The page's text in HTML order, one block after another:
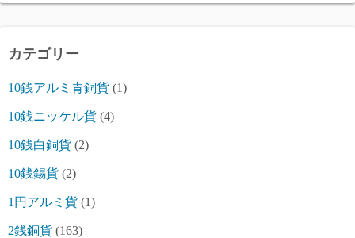
カテゴリー
10銭アルミ青銅貨 (1)
10銭ニッケル貨 (4)
10銭白銅貨 (2)
10銭錫貨 (2)
1円アルミ貨 (1)
2銭銅貨 (163)